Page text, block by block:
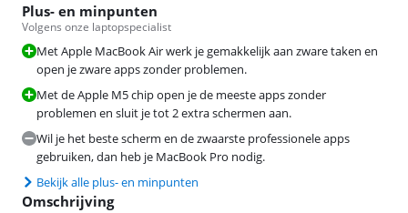
Plus- en minpunten
Volgens onze laptopspecialist
Met Apple MacBook Air werk je gemakkelijk aan zware taken en
open je zware apps zonder problemen.
Met de Apple M5 chip open je de meeste apps zonder
problemen en sluit je tot 2 extra schermen aan.
Wil je het beste scherm en de zwaarste professionele apps
gebruiken, dan heb je MacBook Pro nodig.
Bekijk alle plus- en minpunten
Omschrijving